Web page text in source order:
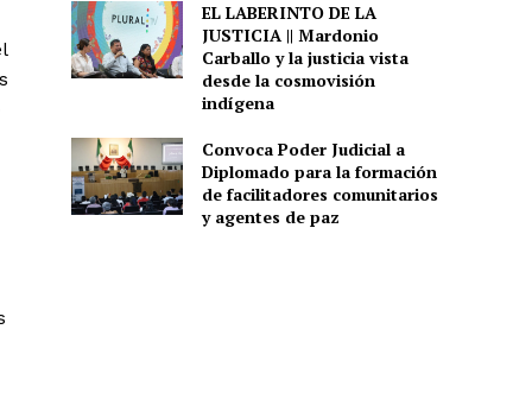
EL LABERINTO DE LA
JUSTICIA || Mardonio
Carballo y la justicia vista
desde la cosmovisión
indígena
Convoca Poder Judicial a
Diplomado para la formación
de facilitadores comunitarios
y agentes de paz